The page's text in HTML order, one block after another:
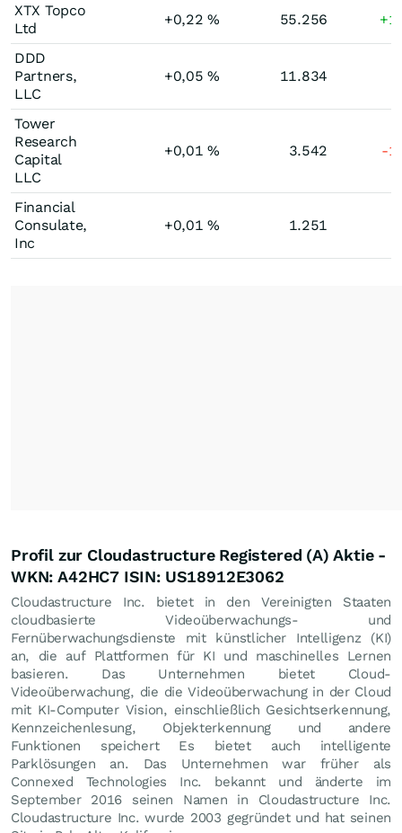
XTX Topco
Ltd
+0,22% 55.256
DDD
Partners,
LLC
+0,05% 11.834
Tower
Research
Capital
LLC
+0,01% 3.542 -
Financial
Consulate,
Inc
+0,01% 1.251
Profil zur Cloudastructure Registered (A) Aktie -
WKN: A42HC7 ISIN: US18912E3062
Cloudastructure Inc. bietet in den Vereinigten Staaten
cloudbasierte Videoüberwachungs- und
Fernüberwachungsdienste mit künstlicher Intelligenz (KI)
an, die auf Plattformen für KI und maschinelles Lernen
basieren. Das Unternehmen bietet Cloud-
Videoüberwachung, die die Videoüberwachung in der Cloud
mit KI-Computer Vision, einschließlich Gesichtserkennung,
Kennzeichenlesung, Objekterkennung und andere
Funktionen speichert Es bietet auch intelligente
Parklösungen an. Das Unternehmen war früher als
Connexed Technologies Inc. bekannt und änderte im
September 2016 seinen Namen in Cloudastructure Inc.
Cloudastructure Inc. wurde 2003 gegründet und hat seinen